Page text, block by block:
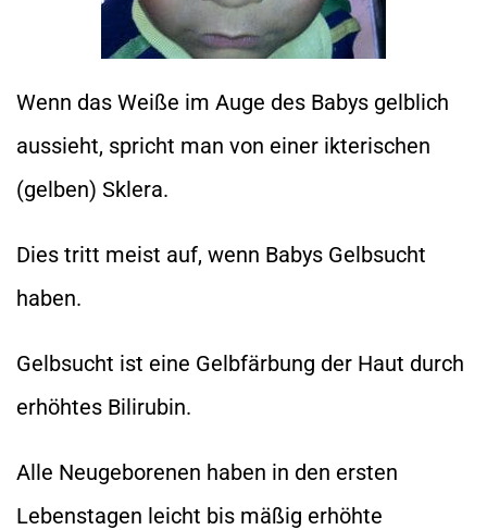
Wenn das Weiße im Auge des Babys gelblich
aussieht, spricht man von einer ikterischen
(gelben) Sklera.
Dies tritt meist auf, wenn Babys Gelbsucht
haben.
Gelbsucht ist eine Gelbfärbung der Haut durch
erhöhtes Bilirubin.
Alle Neugeborenen haben in den ersten
Lebenstagen leicht bis mäßig erhöhte